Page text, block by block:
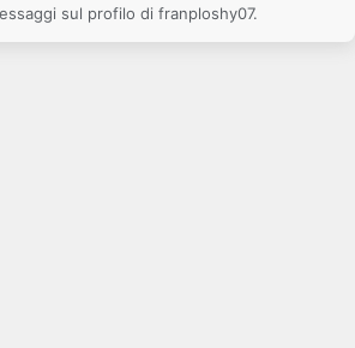
sul profilo di franploshy07.